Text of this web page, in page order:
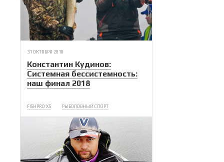
31 ОКТЯБРЯ 2018
Константин Кудинов:
Системная бессистемность:
наш финал 2018
FISHPRO X5 РЫБОЛОВНЫЙ СПОРТ